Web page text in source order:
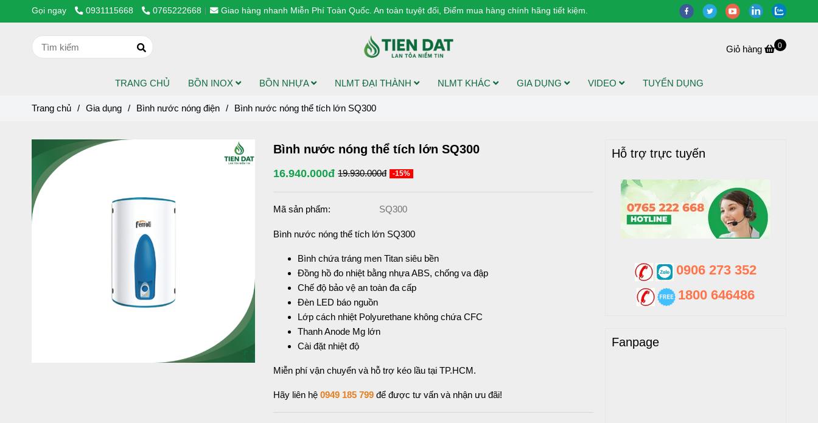
Gọi ngay 0931115668 0765222668 Giao hàng nhanh Miễn Phí Toàn Quốc. An toàn tuyệt đối, Điểm mua hàng chính hãng tiết kiệm.
Giỏ hàng 0
TRANG CHỦ BỒN INOX BỒN NHỰA NLMT ĐẠI THÀNH NLMT KHÁC GIA DỤNG VIDEO TUYỂN DỤNG
Trang chủ / Gia dụng / Bình nước nóng điện / Bình nước nóng thể tích lớn SQ300
Bình nước nóng thể tích lớn SQ300
16.940.000đ 19.930.000đ -15%
Mã sản phẩm: SQ300
Bình nước nóng thể tích lớn SQ300
Bình chứa tráng men Titan siêu bền
Đồng hồ đo nhiệt bằng nhựa ABS, chống va đập
Chế độ bảo vệ an toàn đa cấp
Đèn LED báo nguồn
Lớp cách nhiệt Polyurethane không chứa CFC
Thanh Anode Mg lớn
Cài đặt nhiệt độ
Miễn phí vận chuyển và hỗ trợ kéo lầu tại TP.HCM.
Hãy liên hệ 0949 185 799 để được tư vấn và nhận ưu đãi!
Hỗ trợ trực tuyến
0906 273 352
1800 646486
Fanpage